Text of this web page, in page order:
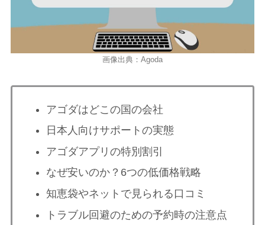
画像出典：Agoda
アゴダはどこの国の会社
日本人向けサポートの実態
アゴダアプリの特別割引
なぜ安いのか？6つの低価格戦略
知恵袋やネットで見られる口コミ
トラブル回避のための予約時の注意点